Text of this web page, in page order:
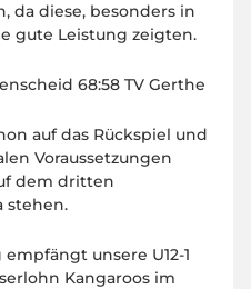
da diese, besonders in
gute Leistung zeigten.
68:58 TV Gerthe
auf das Rückspiel und
Voraussetzungen
dem dritten
stehen.
unsere U12-1
Kangaroos im